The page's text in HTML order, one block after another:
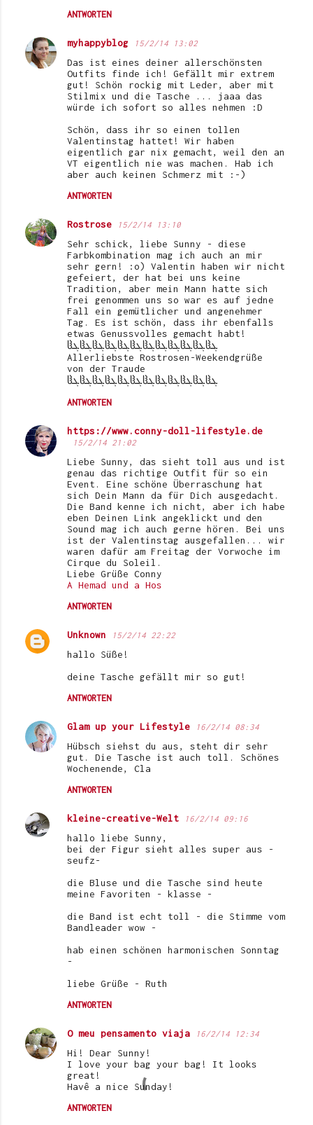
ANTWORTEN
myhappyblog 15/2/14 13:02
Das ist eines deiner allerschönsten
Outfits finde ich! Gefällt mir extrem
gut! Schön rockig mit Leder, aber mit
Stilmix und die Tasche ... jaaa das
würde ich sofort so alles nehmen :D
Schön, dass ihr so einen tollen
Valentinstag hattet! Wir haben
eigentlich gar nix gemacht, weil den an
VT eigentlich nie was machen. Hab ich
aber auch keinen Schmerz mit :-)
ANTWORTEN
Rostrose 15/2/14 13:10
Sehr schick, liebe Sunny - diese
Farbkombination mag ich auch an mir
sehr gern! :o) Valentin haben wir nicht
gefeiert, der hat bei uns keine
Tradition, aber mein Mann hatte sich
frei genommen uns so war es auf jedne
Fall ein gemütlicher und angenehmer
Tag. Es ist schön, dass ihr ebenfalls
etwas Genussvolles gemacht habt!
ჱܓჱܓჱܓჱܓჱܓჱܓჱܓჱܓჱܓჱܓჱܓჱܓ
Allerliebste Rostrosen-Weekendgrüße
von der Traude
ჱܓჱܓჱܓჱܓჱܓჱܓჱܓჱܓჱܓჱܓჱܓჱܓ
ANTWORTEN
https://www.conny-doll-lifestyle.de
15/2/14 21:02
Liebe Sunny, das sieht toll aus und ist
genau das richtige Outfit für so ein
Event. Eine schöne Überraschung hat
sich Dein Mann da für Dich ausgedacht.
Die Band kenne ich nicht, aber ich habe
eben Deinen Link angeklickt und den
Sound mag ich auch gerne hören. Bei uns
ist der Valentinstag ausgefallen... wir
waren dafür am Freitag der Vorwoche im
Cirque du Soleil.
Liebe Grüße Conny
A Hemad und a Hos
ANTWORTEN
Unknown 15/2/14 22:22
hallo Süße!
deine Tasche gefällt mir so gut!
ANTWORTEN
Glam up your Lifestyle 16/2/14 08:34
Hübsch siehst du aus, steht dir sehr
gut. Die Tasche ist auch toll. Schönes
Wochenende, Cla
ANTWORTEN
kleine-creative-Welt 16/2/14 09:16
hallo liebe Sunny,
bei der Figur sieht alles super aus -
seufz-
die Bluse und die Tasche sind heute
meine Favoriten - klasse -
die Band ist echt toll - die Stimme vom
Bandleader wow -
hab einen schönen harmonischen Sonntag
-
liebe Grüße - Ruth
ANTWORTEN
O meu pensamento viaja 16/2/14 12:34
Hi! Dear Sunny!
I love your bag your bag! It looks
great!
Havê a nice Sunday!
ANTWORTEN